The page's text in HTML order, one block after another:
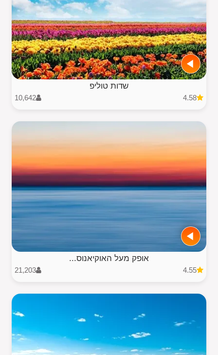
שדות טוליפ
4.58
10,642
אופק מעל האוקיאנוס...
4.55
21,203